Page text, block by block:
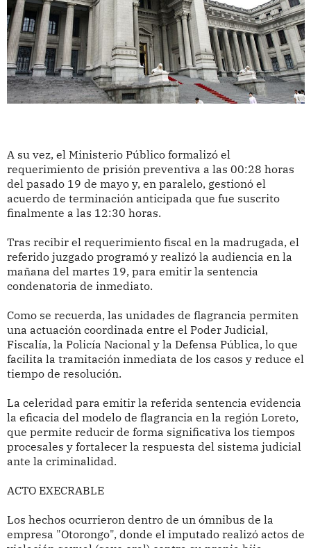
A su vez, el Ministerio Público formalizó el
requerimiento de prisión preventiva a las 00:28 horas
del pasado 19 de mayo y, en paralelo, gestionó el
acuerdo de terminación anticipada que fue suscrito
finalmente a las 12:30 horas.
Tras recibir el requerimiento fiscal en la madrugada, el
referido juzgado programó y realizó la audiencia en la
mañana del martes 19, para emitir la sentencia
condenatoria de inmediato.
Como se recuerda, las unidades de flagrancia permiten
una actuación coordinada entre el Poder Judicial,
Fiscalía, la Policía Nacional y la Defensa Pública, lo que
facilita la tramitación inmediata de los casos y reduce el
tiempo de resolución.
La celeridad para emitir la referida sentencia evidencia
la eficacia del modelo de flagrancia en la región Loreto,
que permite reducir de forma significativa los tiempos
procesales y fortalecer la respuesta del sistema judicial
ante la criminalidad.
ACTO EXECRABLE
Los hechos ocurrieron dentro de un ómnibus de la
empresa "Otorongo", donde el imputado realizó actos de